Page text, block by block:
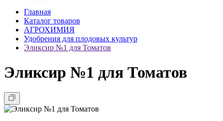
Главная
Каталог товаров
АГРОХИМИЯ
Удобрения для плодовых культур
Эликсир №1 для Томатов
Эликсир №1 для Томатов